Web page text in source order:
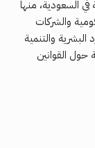
في السعودية، منها
والشركات
والتنمية
القوانين